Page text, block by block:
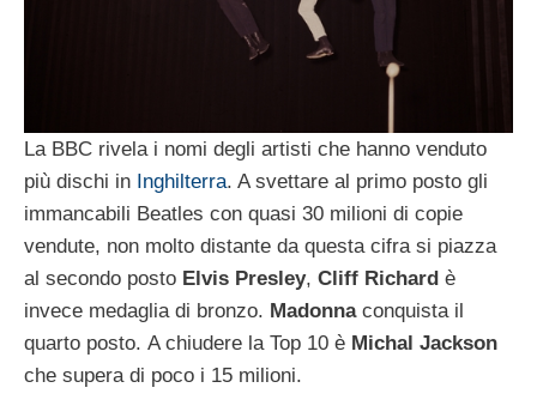
La BBC rivela i nomi degli artisti che hanno venduto
più dischi in Inghilterra. A svettare al primo posto gli
immancabili Beatles con quasi 30 milioni di copie
vendute, non molto distante da questa cifra si piazza
al secondo posto Elvis Presley, Cliff Richard è
invece medaglia di bronzo. Madonnaconquista il
quarto posto. A chiudere la Top 10 è Michal Jackson
che supera di poco i 15 milioni.